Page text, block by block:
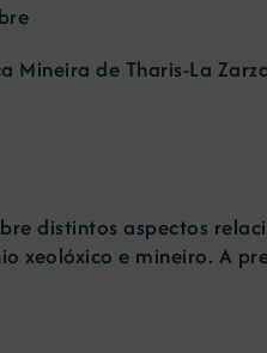
Mineira de Tharis-La
distintos aspectos
xeolóxico e mineiro. A